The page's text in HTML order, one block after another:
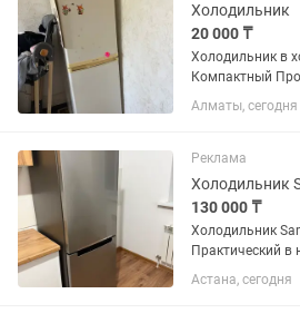
Холодильник
20 000 ₸
Холодильник в
Компактный Продаем в связи с
переездом
Алматы, сегодня
Реклама
Холодильник
130 000 ₸
Холодильник
Практический в
Габаритные
Ширина595 мм
Астана, сегодня